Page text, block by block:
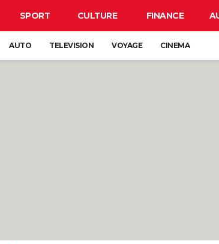
SPORT CULTURE FINANCE
AUTO TELEVISION VOYAGE CINEMA